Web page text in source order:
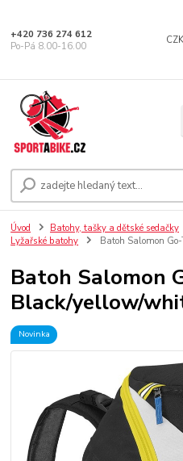
+420 736 274 612
Po-Pá 8.00-16.00
Úvod Batohy, tašky a dětské sedačky
Lyžařské batohy
Batoh Salomon
Batoh Salomon
Black/yellow/
Novinka